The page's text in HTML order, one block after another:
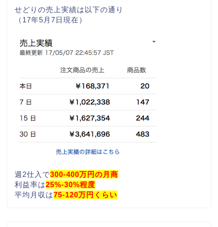
せどりの売上実績は以下の通り
（17年5月7日現在）
週2仕入で300-400万円の月商
利益率は25%-30%程度
平均月収は75-120万円くらい